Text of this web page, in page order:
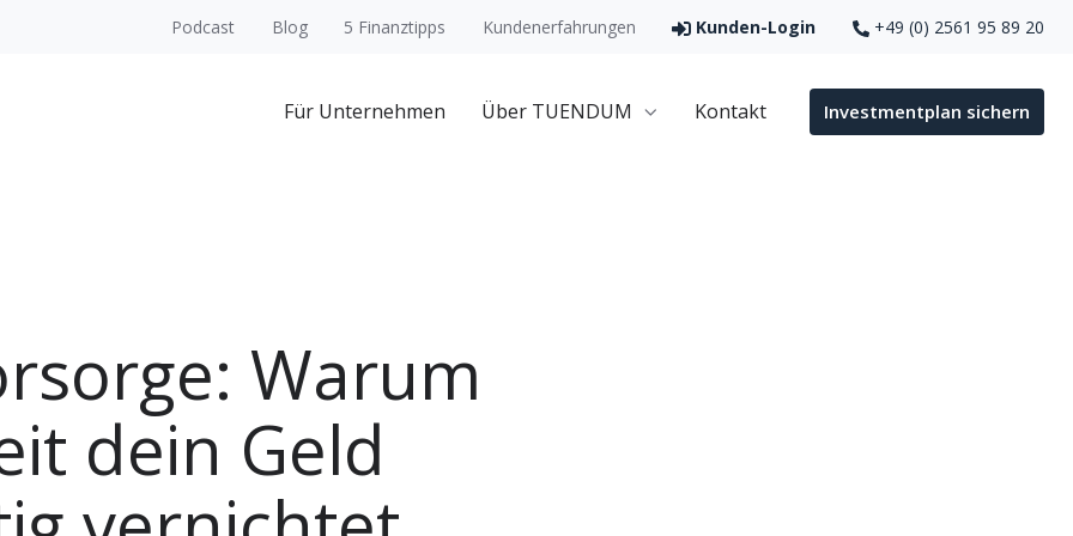
Podcast Blog 5 Finanztipps Kundenerfahrungen Kunden-Login +49 (0) 2561 95 89 20
Für Unternehmen Über TUENDUM Kontakt Investmentplan sichern
Warum
dein Geld